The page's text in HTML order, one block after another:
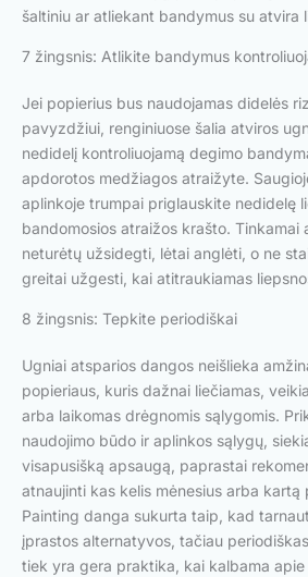
šaltiniu ar atliekant bandymus su atvira
7 žingsnis: Atlikite bandymus
Jei popierius bus naudojamas didelės
pavyzdžiui, renginiuose šalia atviros
nedidelį kontroliuojamą degimo
apdorotos medžiagos atraižyte.
aplinkoje trumpai priglauskite nedidelę
bandomosios atraižos krašto. Tinkamai
neturėtų užsidegti, lėtai anglėti, o ne
greitai užgesti, kai atitraukiamas
8 žingsnis: Tepkite periodiškai
Ugniai atsparios dangos neišlieka
popieriaus, kuris dažnai liečiamas,
arba laikomas drėgnomis sąlygomis.
naudojimo būdo ir aplinkos sąlygų,
visapusišką apsaugą, paprastai
atnaujinti kas kelis mėnesius arba kartą
Painting danga sukurta taip, kad
įprastos alternatyvos, tačiau
tiek yra gera praktika, kai kalbama